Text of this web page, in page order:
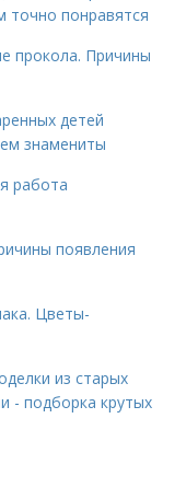
точно понравятся
прокола. Причины
детей
знамениты
работа
появления
Цветы-
из старых
- подборка крутых